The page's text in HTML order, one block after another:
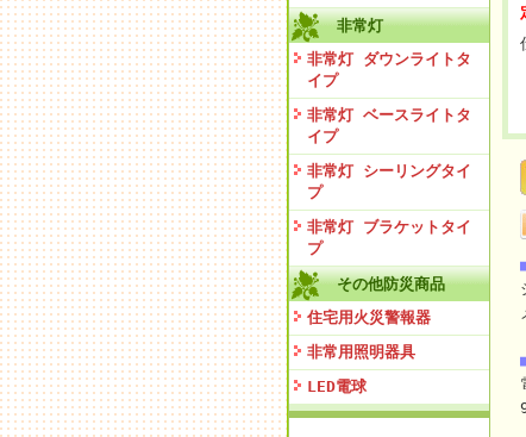
非常灯
非常灯 ダウンライトタ
イプ
非常灯 ベースライトタ
イプ
非常灯 シーリングタイ
プ
非常灯 ブラケットタイ
プ
その他防災商品
住宅用火災警報器
非常用照明器具
LED電球